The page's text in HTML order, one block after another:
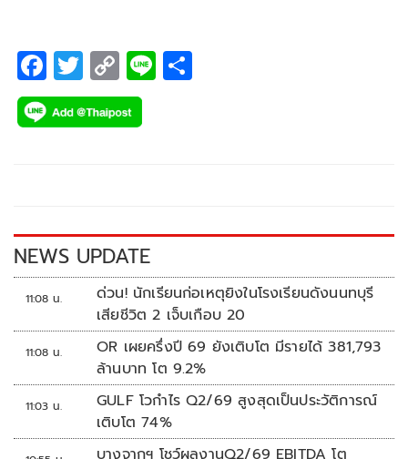
F
ac
e
k
T
wi
tt
C
o
p
k
Li
NEWS UPDATE
11:08 น.
ด่วน! นักเรียนก่อเหตุยิงในโรงเรียนดังนนทบุรี
เสียชีวิต 2 เจ็บเกือบ 20
11:08 น.
OR เผยครึ่งปี 69 ยังเติบโต มีรายได้ 381,793
ล้านบาท โต 9.2%
11:03 น.
GULF โวกำไร Q2/69 สูงสุดเป็นประวัติการณ์
เติบโต 74%